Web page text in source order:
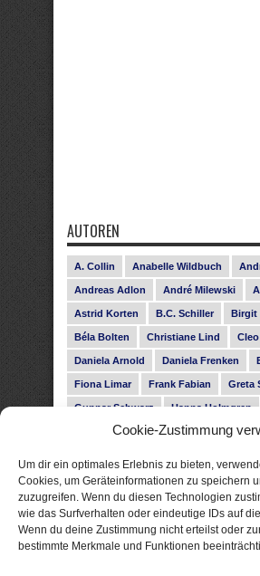
Cookie-Zustimmung
Um dir ein optimales Erlebnis zu bieten,
Cookies, um Geräteinformationen zu speichern
zuzugreifen. Wenn du diesen Technologien
wie das Surfverhalten oder eindeutige IDs auf
Wenn du deine Zustimmung nicht erteilst oder
bestimmte Merkmale und Funktionen
AUTOREN
A. Collin Anabelle Wildbuch
Andreas Adlon André Milewski
Astrid Korten B.C. Schiller Birgit
Béla Bolten Christiane Lind
Daniela Arnold Daniela Frenken
Fiona Limar Frank Fabian Greta
Gunnar Schwarz Hanna Holmgren
Heike Fröhling Ina Glahe Ivo Pala
Leonie Haubrich Lilly Labord
Malin Blunk Marcus Hünnebeck
Melisa Schwermer Nele Bruun
Noah Fitz Nora Amelie René